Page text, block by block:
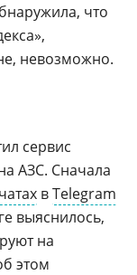
что
невозможно.
сервис
АЗС. Сначала
чатах вTelegram
выяснилось,
на
этом